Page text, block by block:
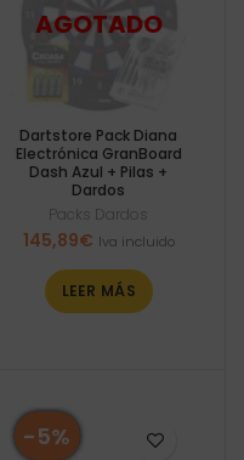
Dartstore Pack Diana
Electrónica GranBoard
Dash Azul + Pilas +
Dardos
Packs Dardos
145,89€ Iva incluido
LEER MÁS
-5%